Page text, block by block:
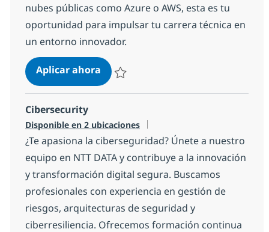
nubes públicas como Azure o AWS, esta es tu
oportunidad para impulsar tu carrera técnica en
un entorno innovador.
Aplicar ahoraEspecialista en desarrollo Devops y
Cibersecurity
Disponible en 2 ubicaciones
¿Te apasiona la ciberseguridad? Únete a nuestro
equipo en NTT DATA y contribuye a la innovación
y transformación digital segura. Buscamos
profesionales con experiencia en gestión de
riesgos, arquitecturas de seguridad y
ciberresiliencia. Ofrecemos formación continua